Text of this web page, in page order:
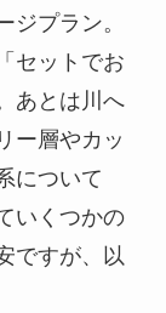
ジプラン。
セットでお
あとは川へ
ー層やカッ
について
いくつかの
ですが、以